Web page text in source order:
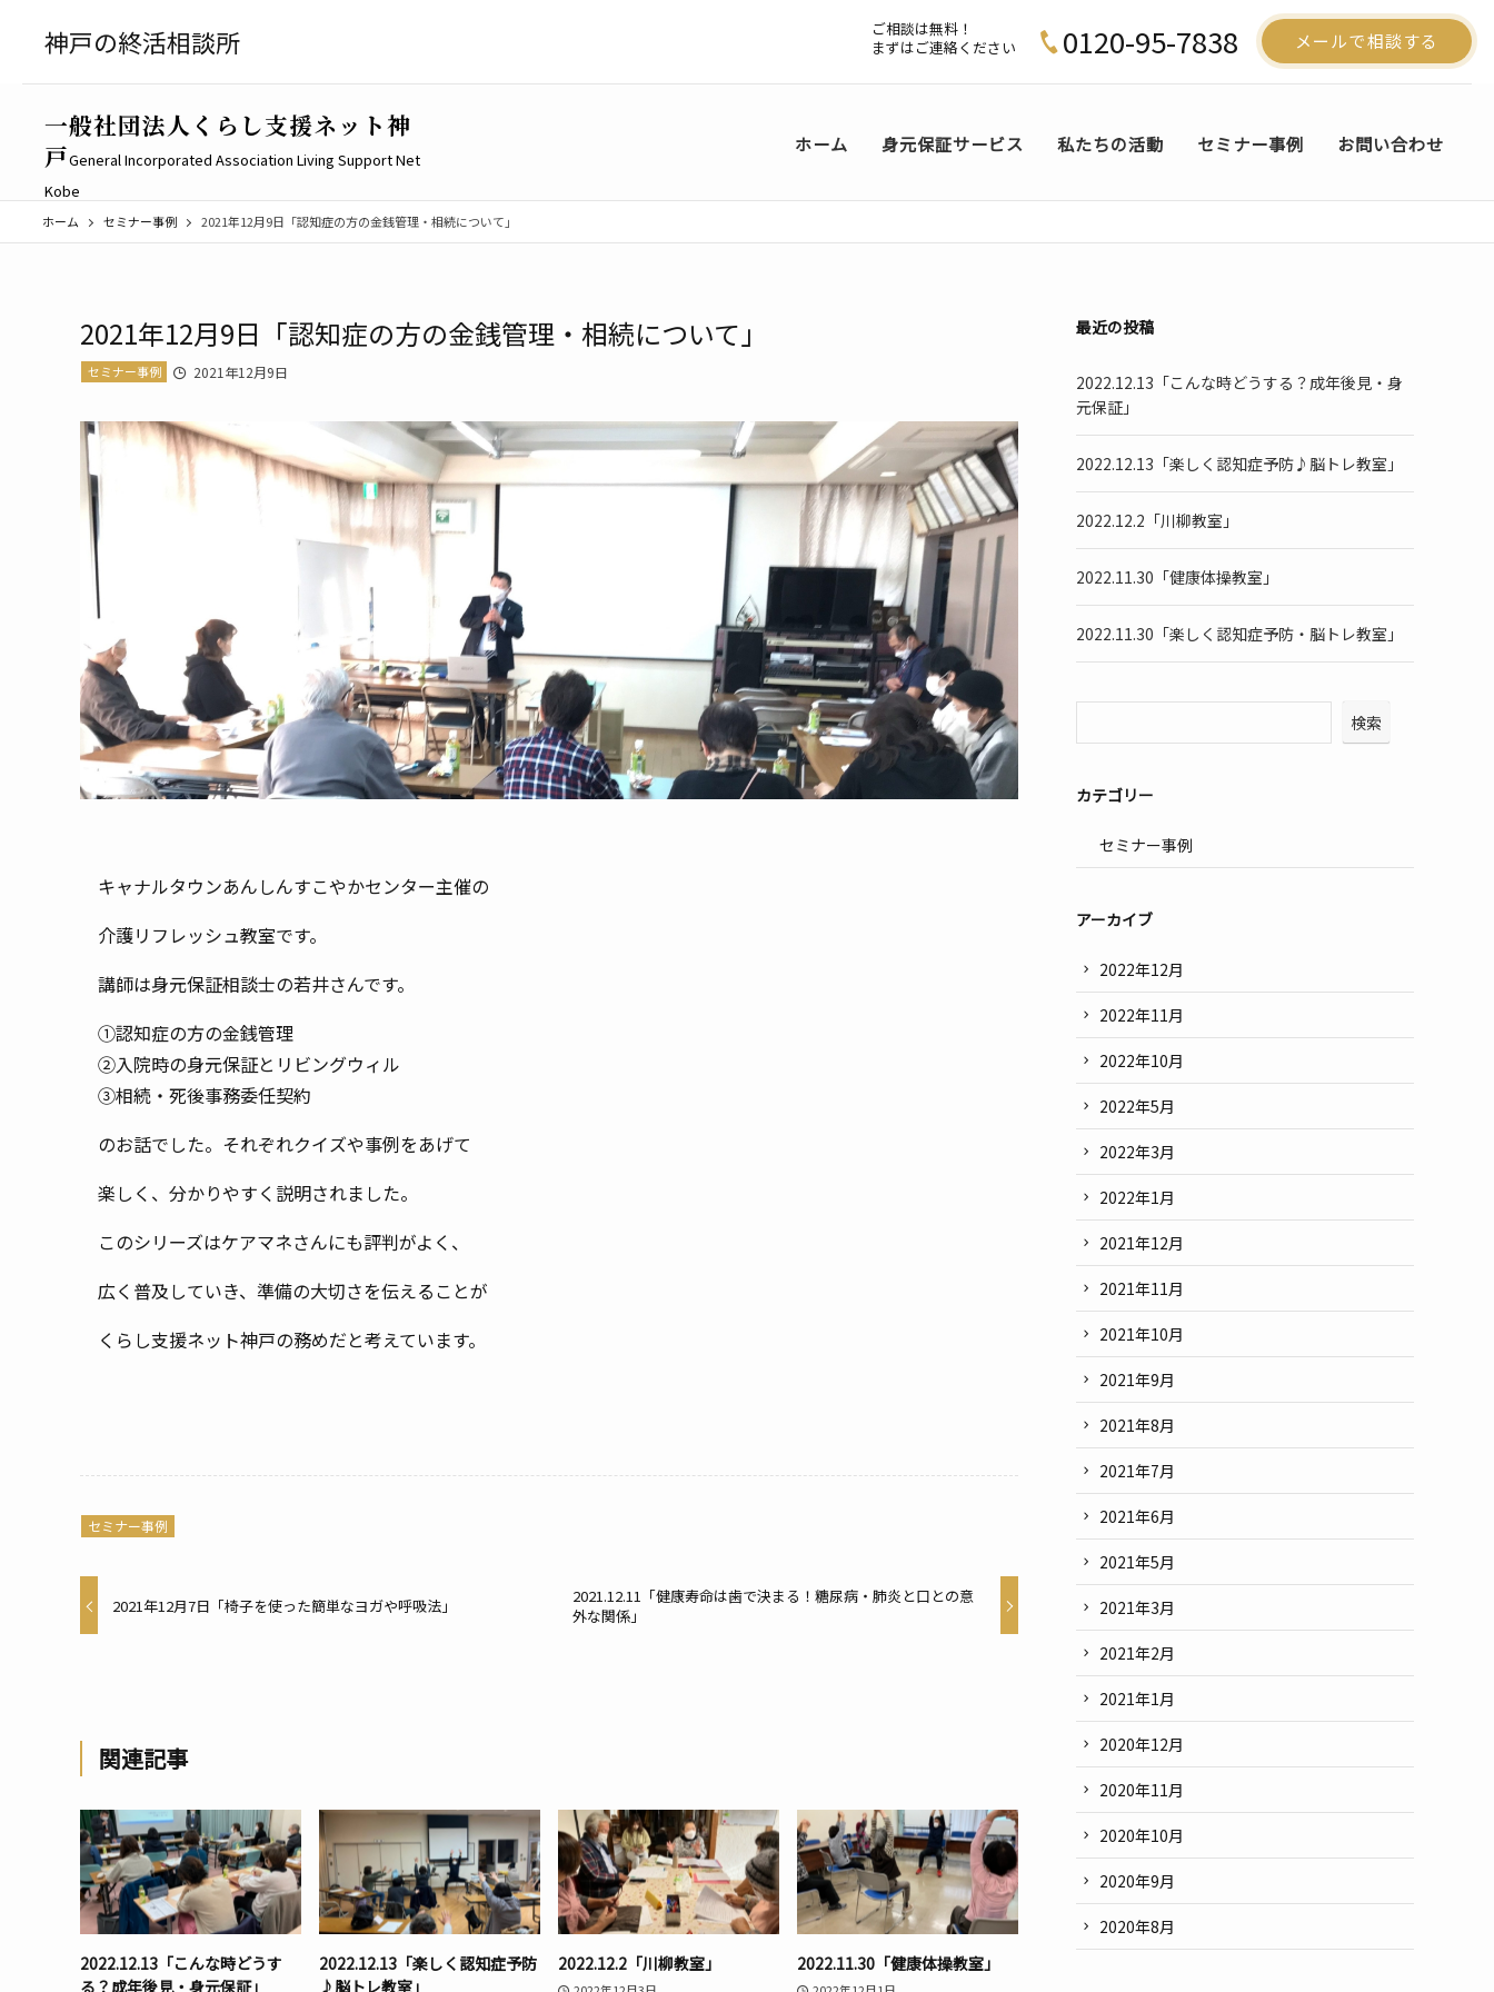
神戸の終活相談所
ご相談は無料！
まずはご連絡ください
0120-95-7838 メールで相談する
一般社団法人くらし支援ネット神
戸General Incorporated Association Living Support Net
Kobe
ホーム 身元保証サービス 私たちの活動 セミナー事例 お問い合わせ
ホーム セミナー事例 2021年12月9日「認知症の方の金銭管理・相続について」
2021年12月9日「認知症の方の金銭管理・相続について」
セミナー事例 2021年12月9日
キャナルタウンあんしんすこやかセンター主催の
介護リフレッシュ教室です。
講師は身元保証相談士の若井さんです。
①認知症の方の金銭管理
②入院時の身元保証とリビングウィル
③相続・死後事務委任契約
のお話でした。それぞれクイズや事例をあげて
楽しく、分かりやすく説明されました。
このシリーズはケアマネさんにも評判がよく、
広く普及していき、準備の大切さを伝えることが
くらし支援ネット神戸の務めだと考えています。
セミナー事例
2021年12月7日「椅子を使った簡単なヨガや呼吸法」
2021.12.11「健康寿命は歯で決まる！糖尿病・肺炎と口との意
外な関係」
関連記事
2022.12.13「こんな時どうす
る？成年後見・身元保証」
2022.12.13「楽しく認知症予防
♪脳トレ教室」
2022.12.2「川柳教室」 2022.11.30「健康体操教室」
最近の投稿
2022.12.13「こんな時どうする？成年後見・身
元保証」
2022.12.13「楽しく認知症予防♪脳トレ教室」
2022.12.2「川柳教室」
2022.11.30「健康体操教室」
2022.11.30「楽しく認知症予防・脳トレ教室」
検索
カテゴリー
セミナー事例
アーカイブ
2022年12月
2022年11月
2022年10月
2022年5月
2022年3月
2022年1月
2021年12月
2021年11月
2021年10月
2021年9月
2021年8月
2021年7月
2021年6月
2021年5月
2021年3月
2021年2月
2021年1月
2020年12月
2020年11月
2020年10月
2020年9月
2020年8月